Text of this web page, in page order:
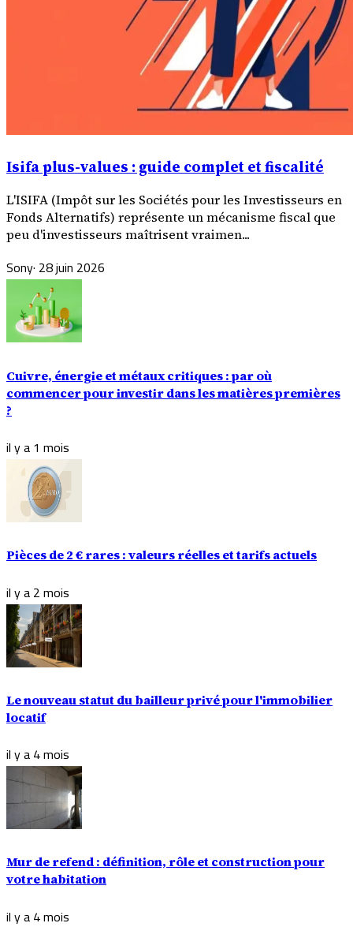
Isifa plus-values : guide complet et fiscalité
L'ISIFA (Impôt sur les Sociétés pour les Investisseurs en
Fonds Alternatifs) représente un mécanisme fiscal que
peu d'investisseurs maîtrisent vraimen...
Sony· 28 juin 2026
Cuivre, énergie et métaux critiques : par où
commencer pour investir dans les matières premières
?
il y a 1 mois
Pièces de 2 € rares : valeurs réelles et tarifs actuels
il y a 2 mois
Le nouveau statut du bailleur privé pour l'immobilier
locatif
il y a 4 mois
Mur de refend : définition, rôle et construction pour
votre habitation
il y a 4 mois